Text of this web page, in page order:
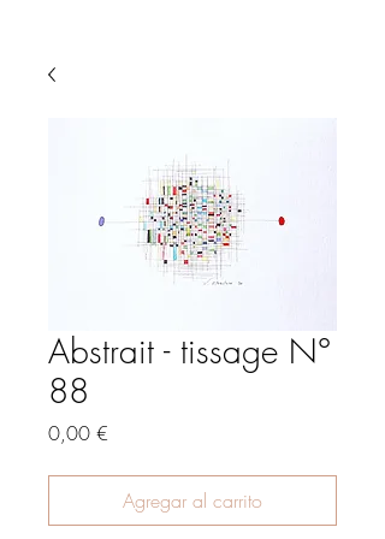
Abstrait - tissage N°
88
0,00 €
Agregar al carrito